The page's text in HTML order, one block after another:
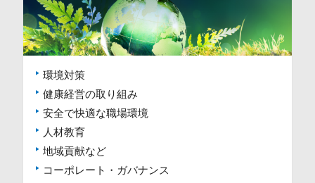
環境対策
健康経営の取り組み
安全で快適な職場環境
人材教育
地域貢献など
コーポレート・ガバナンス